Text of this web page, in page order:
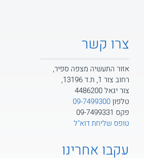
צרו קשר
אזור התעשיה מצפה ספיר,
רחוב צור 1, ת.ד 13196,
צור יגאל 4486200
טלפון09-7499300
פקס 09-7499331
טופס שליחת דוא"ל
עקבו אחרינו